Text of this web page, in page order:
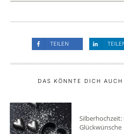
TEILEN
DAS KÖNNTE DICH
Silberhochzeit:
Glückwünsche